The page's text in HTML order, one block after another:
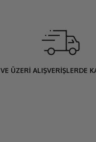
VE ÜZERİ ALIŞVERİŞLERDE